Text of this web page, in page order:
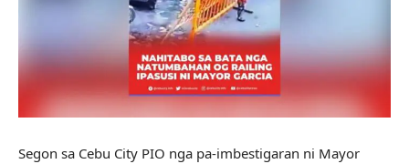
Segon sa Cebu City PIO nga pa-imbestigaran ni Mayor